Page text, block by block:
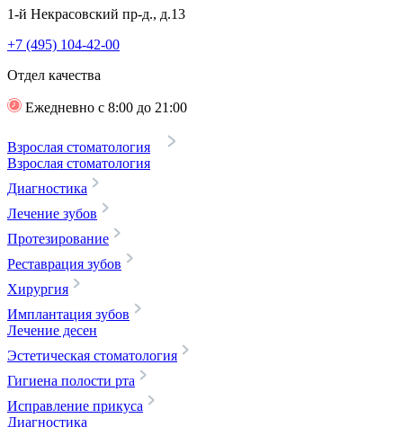
1-й Некрасовский пр-д., д.13
+7 (495) 104-42-00
Отдел качества
Ежедневно с 8:00 до 21:00
Взрослая стоматология
Взрослая стоматология
Диагностика
Лечение зубов
Протезирование
Реставрация зубов
Хирургия
Имплантация зубов
Лечение десен
Эстетическая стоматология
Гигиена полости рта
Исправление прикуса
Диагностика